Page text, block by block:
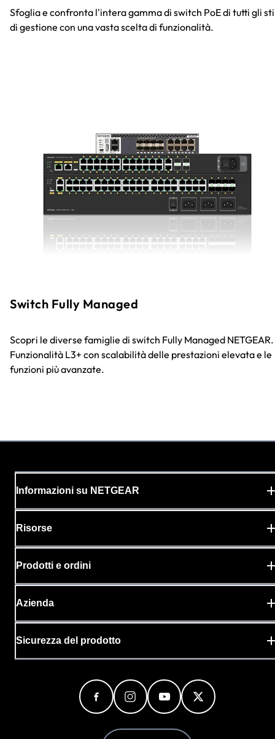
Sfoglia e confronta l'intera gamma di switch PoE di tutti gli
di gestione con una vasta scelta di funzionalità.
Switch Fully Managed
Scopri le diverse famiglie di switch Fully Managed NETGEAR.
Funzionalità L3+ con scalabilità delle prestazioni elevata e le
funzioni più avanzate.
Informazioni su NETGEAR
Risorse
Prodotti e ordini
Azienda
Sicurezza del prodotto